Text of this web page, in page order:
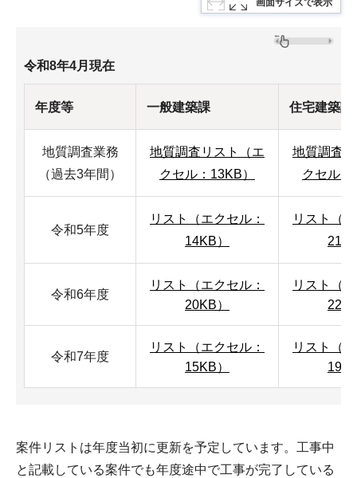
画面サイズで表示
令和8年4月現在
年度等 一般建築課 住宅建築課
地質調査業務
（過去3年間）
地質調査リスト（エ
クセル：13KB）
地質調査
クセル
令和5年度
リスト（エクセル：
14KB）
リスト（
令和6年度
リスト（エクセル：
20KB）
リスト（
令和7年度
リスト（エクセル：
15KB）
リスト（
案件リストは年度当初に更新を予定しています。工事中
と記載している案件でも年度途中で工事が完了している